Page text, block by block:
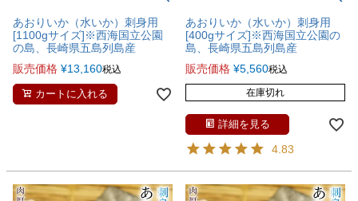
あおりいか（水いか）刺身用
[1100gサイズ]※西海国立公園
の島、長崎県五島列島産
販売価格 ¥13,160税込
カートに入れる
あおりいか（水いか）刺身用
[400gサイズ]※西海国立公園の
島、長崎県五島列島産
販売価格 ¥5,560税込
在庫切れ
詳細を見る
4.83